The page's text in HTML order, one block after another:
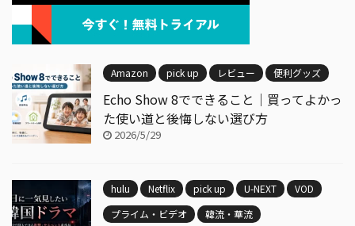
Amazon pick up レビュー 便利グッズ
Echo Show 8でできること｜買ってよかっ
た使い道と後悔しない選び方
2026/5/29
hulu Netflix pick up U-NEXT
VOD
プライム・ビデオ
韓流・華流